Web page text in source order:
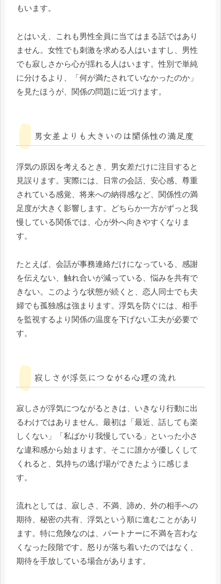
もいます。
とはいえ、これも男性全員に当てはまる話ではあり
ません。女性でも刺激を求める人はいますし、男性
でも寂しさから心が揺れる人はいます。性別で単純
に分けるより、「何が満たされていなかったのか」
を見たほうが、関係の問題に近づけます。
男女差よりも大きいのは関係性の満足度
浮気の原因を考えるとき、男女差だけに注目すると
見誤ります。実際には、日常の会話、安心感、尊重
されている感覚、将来への納得感など、関係性の満
足度が大きく影響します。どちらか一方がずっと我
慢している関係では、心が外へ向きやすくなりま
す。
たとえば、会話が事務連絡だけになっている、感謝
を伝えない、触れ合いが減っている、悩みを共有で
きない。このような状態が続くと、恋人同士でも夫
婦でも孤独感は強まります。浮気を防ぐには、相手
を監視するより関係の温度を下げない工夫が必要で
す。
寂しさが浮気につながる心理の流れ
寂しさが浮気につながるときは、いきなり行動に出
るわけではありません。最初は「最近、話しても楽
しくない」「私ばかり我慢している」といった小さ
な違和感から始まります。そこに誰かが優しくして
くれると、気持ちの逃げ場ができたように感じま
す。
流れとしては、寂しさ、不満、諦め、外の相手への
期待、秘密の共有、浮気という順に進むことがあり
ます。特に危険なのは、パートナーに不満を言わな
くなった段階です。怒りが落ち着いたのではなく、
期待を手放している場合があります。